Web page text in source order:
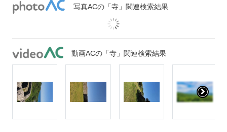
写真ACの「寺」関連検索結果
動画ACの「寺」関連検索結果